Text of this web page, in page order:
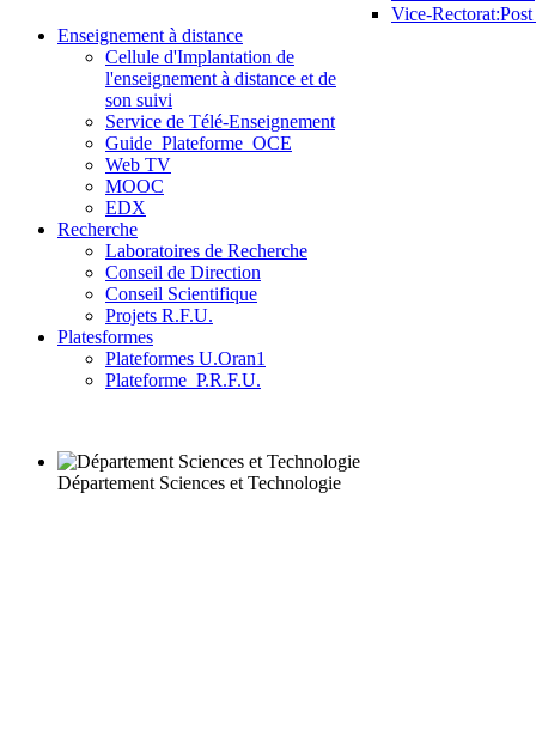
Vice-
Enseignement à distance
Cellule d'Implantation de
l'enseignement à distance et de
son suivi
Service de Télé-Enseignement
Guide_Plateforme_OCE
Web TV
MOOC
EDX
Recherche
Laboratoires de Recherche
Conseil de Direction
Conseil Scientifique
Projets R.F.U.
Platesformes
Plateformes U.Oran1
Plateforme_P.R.F.U.
Département Sciences et Technologie